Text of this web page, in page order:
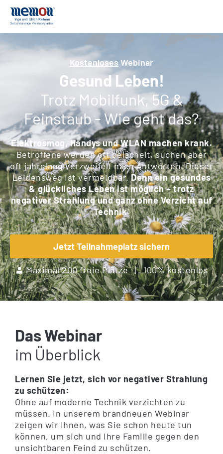
KostenlosesWebinar
Gesund Leben!
Trotz Mobilfunk, 5G &
Feinstaub - Wie geht das?
Elektrosmog, Handys und WLAN machen krank.
Betroffene werden oft belächelt, suchen aber
oft jahrelang verzweifelt nach Antworten. Dieser
Leidensweg ist vermeidbar.Denn ein gesundes
& glückliches Leben ist möglich – trotz
negativer Strahlung und ganz ohne Verzicht auf
Technik.
Jetzt Teilnahmeplatz sichern
Maximal 200 freie Plätze 100% kostenlos
Das Webinar
im Überblick
Lernen Sie jetzt, sich vor negativer Strahlung
zu schützen:
Ohne auf moderne Technik verzichten zu
müssen. In unserem brandneuen Webinar
zeigen wir Ihnen, was Sie schon heute tun
können, um sich und Ihre Familie gegen den
unsichtbaren Feind zu schützen.